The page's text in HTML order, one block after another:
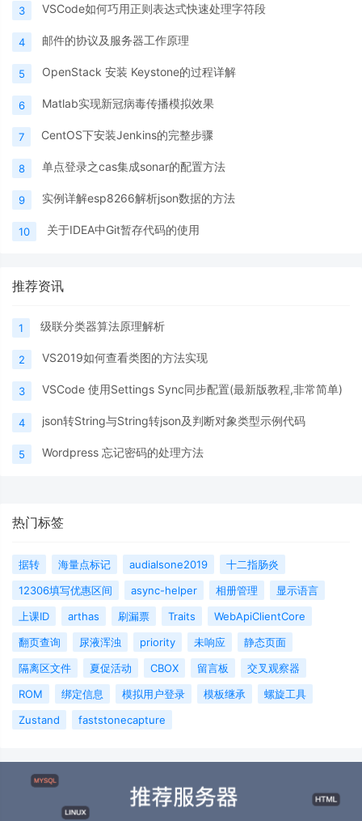
3 VSCode如何巧用正则表达式快速处理字符段
4 邮件的协议及服务器工作原理
5 OpenStack 安装 Keystone的过程详解
6 Matlab实现新冠病毒传播模拟效果
7 CentOS下安装Jenkins的完整步骤
8 单点登录之cas集成sonar的配置方法
9 实例详解esp8266解析json数据的方法
10 关于IDEA中Git暂存代码的使用
推荐资讯
1 级联分类器算法原理解析
2 VS2019如何查看类图的方法实现
3 VSCode 使用Settings Sync同步配置(最新版教程,非常简单)
4 json转String与String转json及判断对象类型示例代码
5 Wordpress 忘记密码的处理方法
热门标签
据转 海量点标记 audialsone2019
十二指肠炎
12306填写优惠区间
async-helper 相册管理
显示语言
上课ID
arthas 刷漏票 Traits
WebApiClientCore
翻页查询
尿液浑浊 priority 未响应
静态页面
隔离区文件
夏促活动 CBOX 留言板
交叉观察器
ROM
绑定信息 模拟用户登录 模板继承
螺旋工具
Zustand
faststonecapture